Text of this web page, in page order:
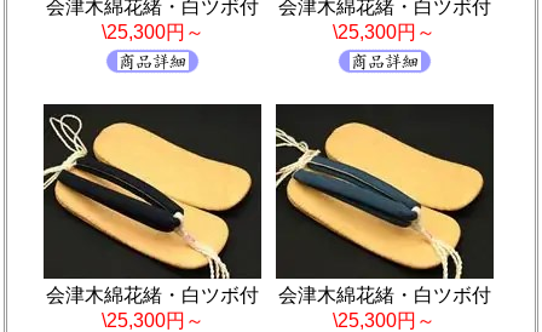
会津木綿花緒・白ツボ付
\25,300円～
会津木綿花緒・白ツボ付
\25,300円～
会津木綿花緒・白ツボ付
\25,300円～
会津木綿花緒・白ツボ付
\25,300円～